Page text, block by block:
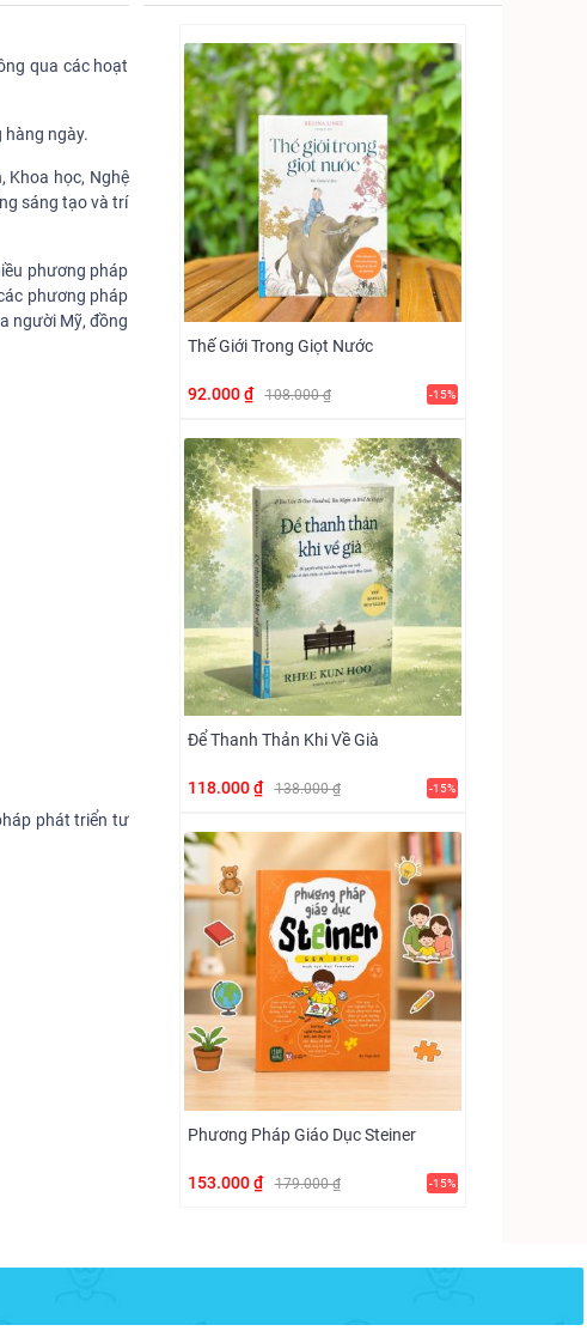
qua các hoạt
hàng ngày.
Khoa học, Nghệ
sáng tạo và trí
phương pháp
phương pháp
người Mỹ, đồng
phát triển tư
Thế Giới Trong Giọt Nước
92.000 ₫ 108.000 ₫ -15%
Để Thanh Thản Khi Về Già
118.000 ₫ 138.000 ₫ -15%
Phương Pháp Giáo Dục Steiner
153.000 ₫ 179.000 ₫ -15%